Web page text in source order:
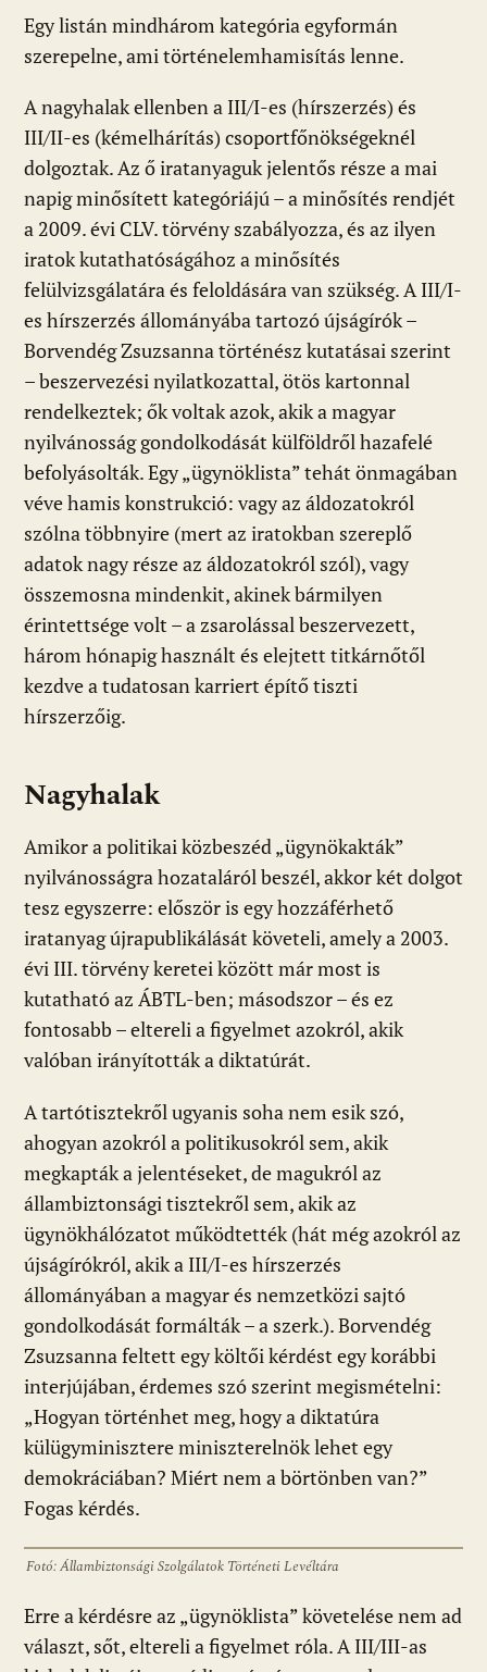
Egy listán mindhárom kategória egyformán
szerepelne, ami történelemhamisítás lenne.
A nagyhalak ellenben a III/I-es (hírszerzés) és
III/II-es (kémelhárítás) csoportfőnökségeknél
dolgoztak. Az ő iratanyaguk jelentős része a mai
napig minősített kategóriájú – a minősítés rendjét
a 2009. évi CLV. törvény szabályozza, és az ilyen
iratok kutathatóságához a minősítés
felülvizsgálatára és feloldására van szükség. A III/I-
es hírszerzés állományába tartozó újságírók –
Borvendég Zsuzsanna történész kutatásai szerint
– beszervezési nyilatkozattal, ötös kartonnal
rendelkeztek; ők voltak azok, akik a magyar
nyilvánosság gondolkodását külföldről hazafelé
befolyásolták. Egy „ügynöklista” tehát önmagában
véve hamis konstrukció: vagy az áldozatokról
szólna többnyire (mert az iratokban szereplő
adatok nagy része az áldozatokról szól), vagy
összemosna mindenkit, akinek bármilyen
érintettsége volt – a zsarolással beszervezett,
három hónapig használt és elejtett titkárnőtől
kezdve a tudatosan karriert építő tiszti
hírszerzőig.
Nagyhalak
Amikor a politikai közbeszéd „ügynökakták”
nyilvánosságra hozataláról beszél, akkor két dolgot
tesz egyszerre: először is egy hozzáférhető
iratanyag újrapublikálását követeli, amely a 2003.
évi III. törvény keretei között már most is
kutatható az ÁBTL-ben; másodszor – és ez
fontosabb – eltereli a figyelmet azokról, akik
valóban irányították a diktatúrát.
A tartótisztekről ugyanis soha nem esik szó,
ahogyan azokról a politikusokról sem, akik
megkapták a jelentéseket, de magukról az
állambiztonsági tisztekről sem, akik az
ügynökhálózatot működtették (hát még azokról az
újságírókról, akik a III/I-es hírszerzés
állományában a magyar és nemzetközi sajtó
gondolkodását formálták – a szerk.). Borvendég
Zsuzsanna feltett egy költői kérdést egy korábbi
interjújában, érdemes szó szerint megismételni:
„Hogyan történhet meg, hogy a diktatúra
külügyminisztere miniszterelnök lehet egy
demokráciában? Miért nem a börtönben van?”
Fogas kérdés.
Fotó: Állambiztonsági Szolgálatok Történeti Levéltára
Erre a kérdésre az „ügynöklista” követelése nem ad
választ, sőt, eltereli a figyelmet róla. A III/III-as